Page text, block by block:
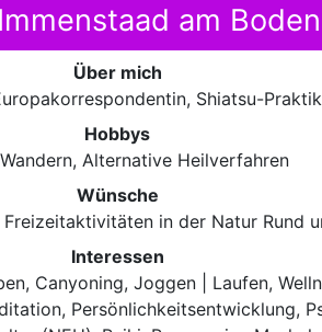
am
Über mich
Shiatsu-
Hobbys
Alternative Heilverfahren
Wünsche
in der Natur Rund
Interessen
Canyoning, Joggen | Laufen,
Persönlichkeitsentwicklung,